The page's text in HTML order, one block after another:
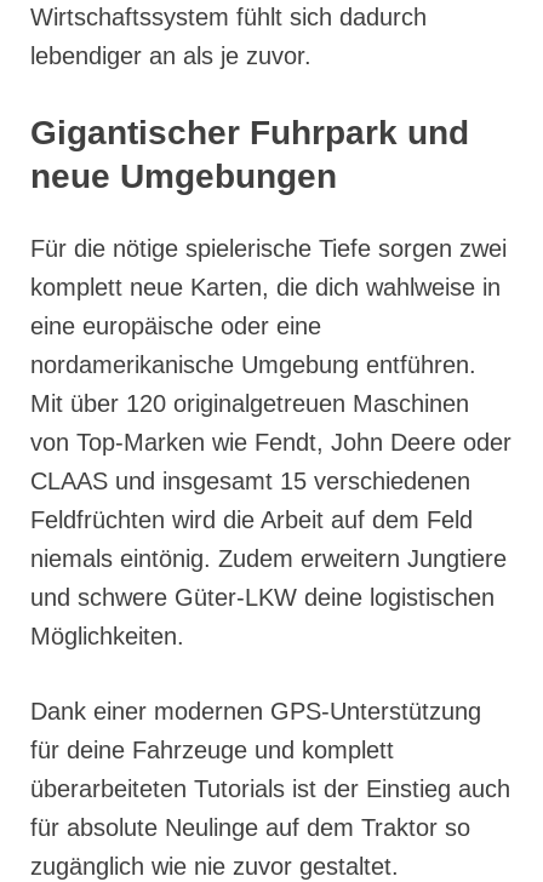
Wirtschaftssystem fühlt sich dadurch
lebendiger an als je zuvor.
Gigantischer Fuhrpark und
neue Umgebungen
Für die nötige spielerische Tiefe sorgen zwei
komplett neue Karten, die dich wahlweise in
eine europäische oder eine
nordamerikanische Umgebung entführen.
Mit über 120 originalgetreuen Maschinen
von Top-Marken wie Fendt, John Deere oder
CLAAS und insgesamt 15 verschiedenen
Feldfrüchten wird die Arbeit auf dem Feld
niemals eintönig. Zudem erweitern Jungtiere
und schwere Güter-LKW deine logistischen
Möglichkeiten.
Dank einer modernen GPS-Unterstützung
für deine Fahrzeuge und komplett
überarbeiteten Tutorials ist der Einstieg auch
für absolute Neulinge auf dem Traktor so
zugänglich wie nie zuvor gestaltet.